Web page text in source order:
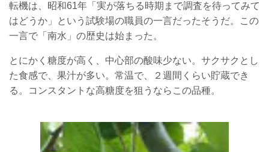
転機は、昭和61年「実が落ちる時期まで調査を待ってみて
はどうか」という試験場の職員の一言だったそうだ。この
一言で「南水」の歴史は始まった。
とにかく糖度が高く、中心部の酸味少ない。サクサクとし
た食感で、果汁が多い。常温で、２週間くらい貯蔵でき
る。コンスタントな高糖度を狙うならこの品種。